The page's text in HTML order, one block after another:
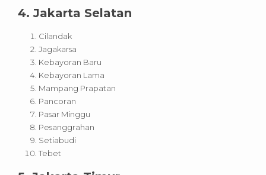
4. Jakarta Selatan
Cilandak
Jagakarsa
Kebayoran Baru
Kebayoran Lama
Mampang Prapatan
Pancoran
Pasar Minggu
Pesanggrahan
Setiabudi
Tebet